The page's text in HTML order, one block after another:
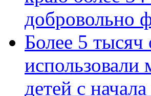
добровольно
Более 5 тысяч
использовали
детей с